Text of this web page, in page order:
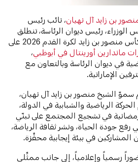
بن زايد آل نهيان، نائب رئيس
رئيس ديوان الرئاسة، تنطلق
اليوم النسخة الـ13 من كأس منصور بن زايد لكرة القدم 2026 على
ماندارين أورينتال في أبوظبي،
في ديوان الرئاسة وبالتعاون مع
الإماراتية.
سموّ الشيخ منصور بن زايد آل نهيان،
الرياضية والشبابية في الدولة،
في تشجيع المجتمع على تبنّي
جودة الحياة، ونشر ثقافة الرياضة،
المشاركين في بيئة إيجابية محفِّزة.
رسمياً وإعلامياً، إلى جانب ممثِّلي